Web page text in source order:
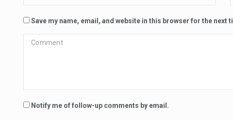
Save my name, email, and website in this browser for the next
Notify me of follow-up comments by email.